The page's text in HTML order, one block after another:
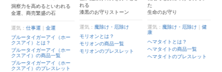
洞察力を高めるといわれる
金運、商売繁盛の石
運気：仕事運 ｜金運
ブルータイガーアイ（ホー
クスアイ）とは？
ブルータイガーアイ（ホー
クスアイ）の商品一覧
ブルータイガーアイ（ホー
クスアイ）のブレスレット
れる
漆黒のお守りストーン
運気： 魔除け・厄除け
モリオンとは？
モリオンの商品一覧
モリオンのブレスレット
た
生命のお守り
運気： 魔除け・厄除け ｜健
康
ヘマタイトとは？
ヘマタイトの商品一覧
ヘマタイトのブレスレット